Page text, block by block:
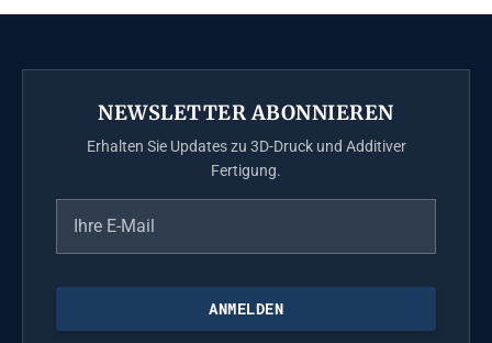
NEWSLETTER ABONNIEREN
Erhalten Sie Updates zu 3D-Druck und Additiver
Fertigung.